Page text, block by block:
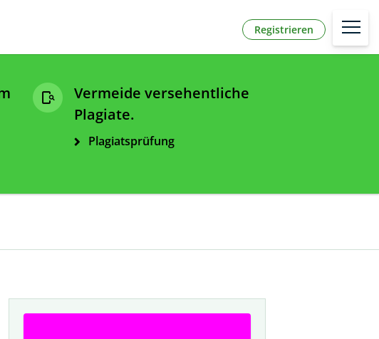
Registrieren
Vermeide versehentliche
Plagiate.
Plagiatsprüfung